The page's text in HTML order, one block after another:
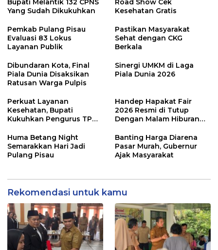
Bupati Melantik 132 CPNS
Yang Sudah Dikukuhkan
Road Show Cek
Kesehatan Gratis
Pemkab Pulang Pisau
Evaluasi 83 Lokus
Layanan Publik
Pastikan Masyarakat
Sehat dengan CKG
Berkala
Dibundaran Kota, Final
Piala Dunia Disaksikan
Ratusan Warga Pulpis
Sinergi UMKM di Laga
Piala Dunia 2026
Perkuat Layanan
Kesehatan, Bupati
Kukuhkan Pengurus TP
Handep Hapakat Fair
2026 Resmi di Tutup
Dengan Malam Hiburan
Huma Betang Night
Semarakkan Hari Jadi
Pulang Pisau
Banting Harga Diarena
Pasar Murah, Gubernur
Ajak Masyarakat
Rekomendasi untuk kamu